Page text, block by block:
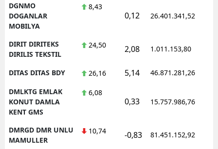
DGNMO
DOGANLAR
MOBILYA
8,43
0,12 26.401.341,52
DIRIT DIRITEKS
DIRILIS TEKSTIL
24,50 2,08 1.011.153,80
DITAS DITAS BDY 26,16 5,14 46.871.281,26
DMLKTG EMLAK
KONUT DAMLA
KENT GMS
6,08
0,33 15.757.986,76
DMRGD DMR UNLU
MAMULLER
10,74 -0,83 81.451.152,92